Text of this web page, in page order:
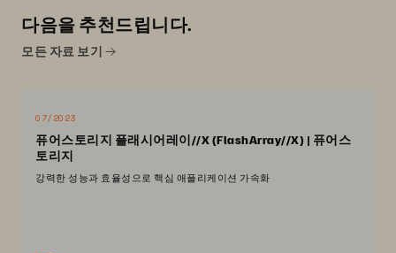
다음을 추천드립니다.
모든 자료 보기
07/2023
퓨어스토리지 플래시어레이//X (FlashArray//X) | 퓨어스
토리지
강력한 성능과 효율성으로 핵심 애플리케이션 가속화